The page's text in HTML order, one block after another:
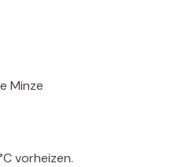
Minze
vorheizen.